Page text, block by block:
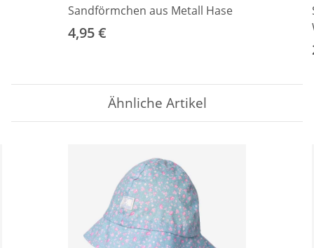
Sandförmchen aus Metall Hase
4,95 €
Ähnliche Artikel